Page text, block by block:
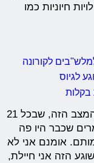
חיוניות כמו
לקורונה
לגיוס
בקלות
רציתי לשתף אתכם בתחושות שלי לאור המצב הזה, שבכל 21
שכבר היו פה
אומנם אני לא
הזה אני חיילת,